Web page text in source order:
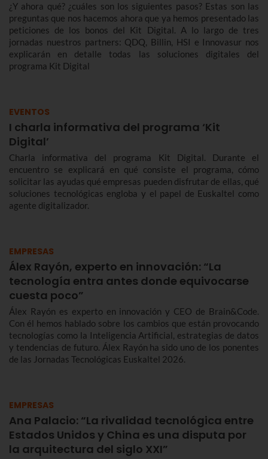
¿Y ahora qué? ¿cuáles son los siguientes pasos? Estas son las
preguntas que nos hacemos ahora que ya hemos presentado las
peticiones de los bonos del Kit Digital. A lo largo de tres
jornadas nuestros partners: QDQ, Billin, HSI e Innovasur nos
explicarán en detalle todas las soluciones digitales del
programa Kit Digital
EVENTOS
I charla informativa del programa ‘Kit
Digital’
Charla informativa del programa Kit Digital. Durante el
encuentro se explicará en qué consiste el programa, cómo
solicitar las ayudas qué empresas pueden disfrutar de ellas, qué
soluciones tecnológicas engloba y el papel de Euskaltel como
agente digitalizador.
EMPRESAS
Álex Rayón, experto en innovación: “La
tecnología entra antes donde equivocarse
cuesta poco”
Álex Rayón es experto en innovación y CEO de Brain&Code.
Con él hemos hablado sobre los cambios que están provocando
tecnologías como la Inteligencia Artificial, estrategias de datos
y tendencias de futuro. Álex Rayón ha sido uno de los ponentes
de las Jornadas Tecnológicas Euskaltel 2026.
EMPRESAS
Ana Palacio: “La rivalidad tecnológica entre
Estados Unidos y China es una disputa por
la arquitectura del siglo XXI”